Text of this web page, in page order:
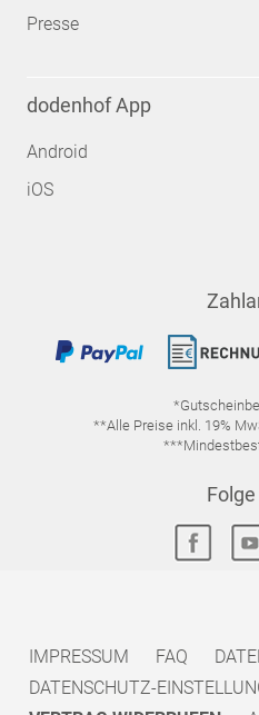
Presse
dodenhof App
Android
iOS
**Alle Preise inkl. 19%
IMPRESSUM FAQ
DATENSCHUTZ-